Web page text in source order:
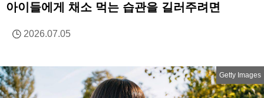
아이들에게 채소 먹는 습관을 길러주려면
2026.07.05
Getty Images